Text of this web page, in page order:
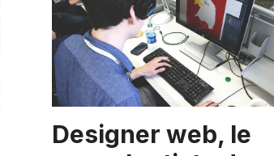
Designer web, le